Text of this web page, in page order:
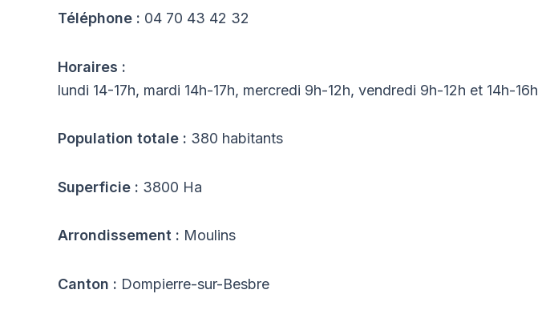
Téléphone : 04 70 43 42 32
Horaires :
lundi 14-17h, mardi 14h-17h, mercredi 9h-12h, vendredi 9h-12h et 14h-16h
Population totale : 380 habitants
Superficie : 3800 Ha
Arrondissement : Moulins
Canton : Dompierre-sur-Besbre